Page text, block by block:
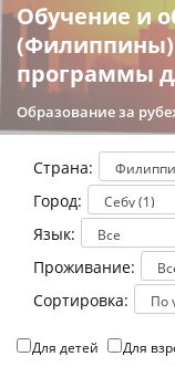
Обучение и
(Филиппины)
программы
Образование за
Страна:
Город:
Язык:
Проживание:
Сортировка:
Для детей Для